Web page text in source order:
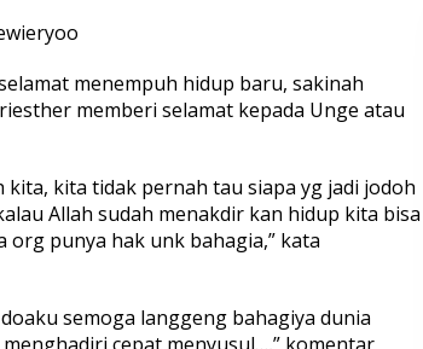
menempuh hidup baru, sakinah
memberi selamat kepada Unge atau
kita tidak pernah tau siapa yg jadi jodoh
Allah sudah menakdir kan hidup kita bisa
org punya hak unk bahagia,” kata
semoga langgeng bahagiya dunia